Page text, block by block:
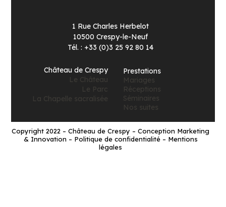
1 Rue Charles Herbelot
10500 Crespy-le-Neuf
Tél. : +33 (0)3 25 92 80 14
Château de Crespy
Le Château
Le Parc
La Chapelle sacralisée
Prestations
Mariages
Réceptions
Séminaires
Nos suites
Copyright 2022 – Château de Crespy – Conception Marketing
& Innovation – Politique de confidentialité – Mentions
légales